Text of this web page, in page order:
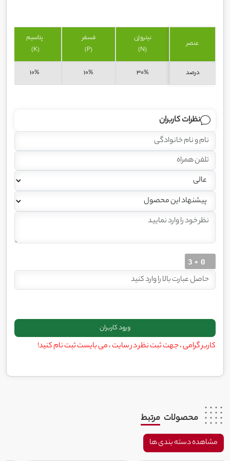
عنصر
نیتروژن
(N)
فسفر
(P)
پتاسیم
(K)
درصد ۳۰% ۱۰% ۱۰%
نظرات کاربران
کاربر گرامی ، جهت ثبت نظر در سایت ، می بایست ثبت نام کنید!
محصولات مرتبط
مشاهده دسته بندی ها